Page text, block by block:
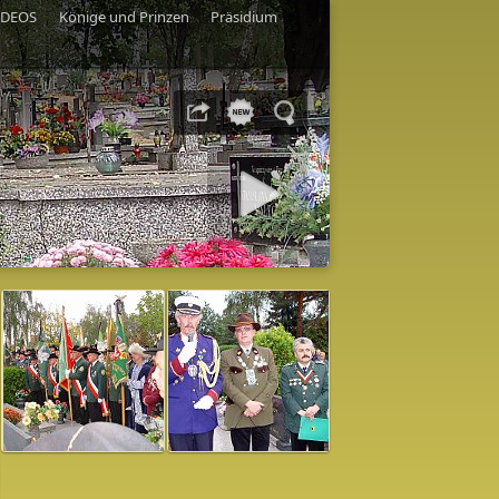
Könige und Prinzen
Präsidium
Diashow starten